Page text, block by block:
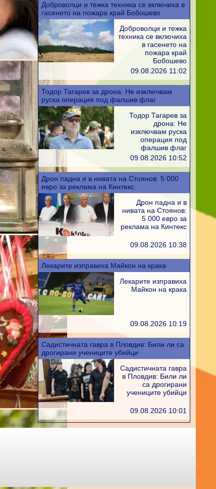
Доброволци и тежка техника се включиха в
гасенето на пожара край Бобошево
Доброволци и тежка
техника се включиха
в гасенето на
пожара край
Бобошево
09.08.2026 11:02
Тодор Тагарев за дрона: Не изключвам
руска операция под фалшив флаг
Тодор Тагарев за
дрона: Не
изключвам руска
операция под
фалшив флаг
09.08.2026 10:52
Дрон падна и в нивата на Стоянов: 5 000
евро за реклама на Кинтекс
Дрон падна и в
нивата на Стоянов:
5 000 евро за
реклама на Кинтекс
09.08.2026 10:38
Лекарите изправиха Майкон на крака
Лекарите изправиха
Майкон на крака
09.08.2026 10:19
Садистичната гавра в Пловдив: Били ли са
дрогирани учениците убийци
Садистичната гавра
в Пловдив: Били ли
са дрогирани
учениците убийци
09.08.2026 10:01